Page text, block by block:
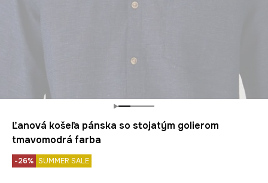
Ľanová košeľa pánska so stojatým golierom
tmavomodrá farba
-26% SUMMER SALE